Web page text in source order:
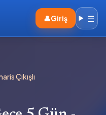
👤Giriş ☰
Çıkışlı